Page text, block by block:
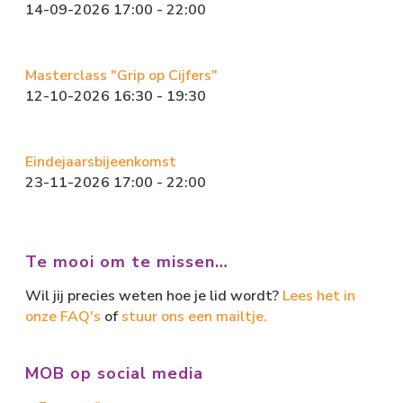
14-09-2026 17:00 - 22:00
Masterclass "Grip op Cijfers"
12-10-2026 16:30 - 19:30
Eindejaarsbijeenkomst
23-11-2026 17:00 - 22:00
Te mooi om te missen…
Wil jij precies weten hoe je lid wordt? Lees het in
onze FAQ's of stuur ons een mailtje.
MOB op social media